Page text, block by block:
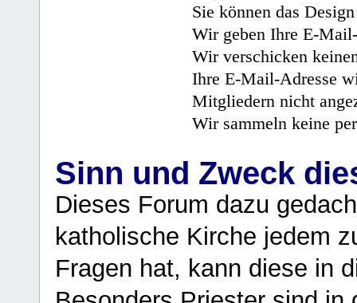
Sie können das
Wir geben Ihre E-
Wir verschicken
Ihre E-Mail-Adresse
Mitgliedern nicht
Wir sammeln keine
Sinn und Zweck
Dieses Forum dazu
katholische Kirche jedem
Fragen hat, kann diese in